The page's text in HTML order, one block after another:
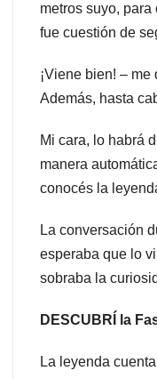
metros suyo,
fue cuestión de
¡Viene bien! –
Además, hasta
Mi cara, lo habrá
manera
conocés la
La conversación
esperaba que lo
sobraba la
DESCUBRÍ la
La leyenda